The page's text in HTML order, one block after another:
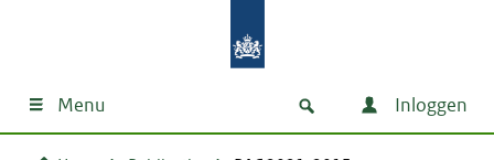
Menu Inloggen